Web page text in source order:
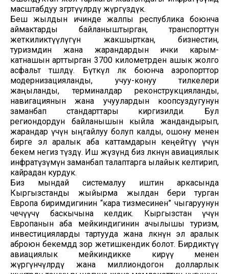
масштабдуу өзгөртүүлөрдү жүргүздүк.
Беш жылдын ичинде жалпы республика боюнча
аймактарды байланыштырган, транспорттун
жеткиликтүүлүгүн жакшырткан, бизнестин,
туризмдин жана жарандардын ички карым-
катнашын арттырган 3700 километрден ашык жолго
асфальт төшөлдү. Бүткүл өлкө боюнча аэропорттор
модернизацияланды, учуу-конуу тилкелери
жаңыланды, терминалдар реконструкцияланды,
навигациянын жана учуулардын коопсуздугунун
заманбап стандарттары киргизилди. Бул
региондордун байланышын кыйла жандандырып,
жарандар үчүн ыңгайлуу болуп калды, ошону менен
бирге эл аралык аба каттамдарын кеңейтүү үчүн
бекем негиз түздү. Иш жүзүндө биз өлкөнүн авиациялык
инфратүзүмүн заманбап талаптарга ылайык келтирип,
кайрадан курдук.
Биз мындай системалуу иштин аркасында
Кыргызстанды жыйырма жылдан бери турган
Европа биримдигинин “кара тизмесинен” чыгаруунун
чечүүчү баскычына келдик. Кыргызстан үчүн
Европанын аба мейкиндигинин ачылышы туризм,
инвестицияларды тартууда жана өлкөнүн эл аралык
аброюн бекемдөөдө зор жетишкендик болот. Бирдиктүү
авиациялык мейкиндикке кирүү менен
жүргүнчүлөрдү жана миллиондогон долларлык